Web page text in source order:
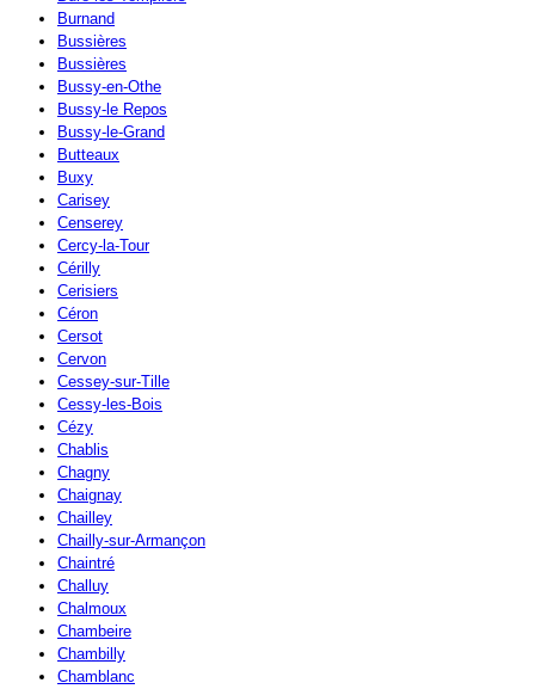
Burnand
Bussières
Bussières
Bussy-en-Othe
Bussy-le Repos
Bussy-le-Grand
Butteaux
Buxy
Carisey
Censerey
Cercy-la-Tour
Cérilly
Cerisiers
Céron
Cersot
Cervon
Cessey-sur-Tille
Cessy-les-Bois
Cézy
Chablis
Chagny
Chaignay
Chailley
Chailly-sur-Armançon
Chaintré
Challuy
Chalmoux
Chambeire
Chambilly
Chamblanc